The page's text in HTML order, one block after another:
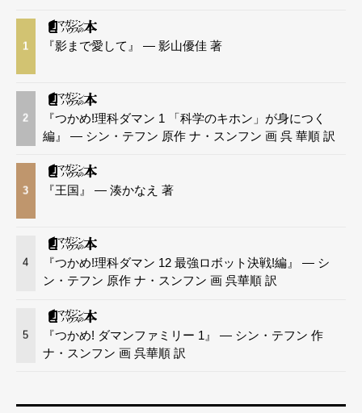
1 『影まで愛して』 — 影山優佳 著
2
『つかめ!理科ダマン 1 「科学のキホン」が身につく
編』 — シン・テフン 原作 ナ・スンフン 画 呉 華順 訳
3 『王国』 — 湊かなえ 著
4
『つかめ!理科ダマン 12 最強ロボット決戦!編』 — シ
ン・テフン 原作 ナ・スンフン 画 呉華順 訳
5
『つかめ! ダマンファミリー 1』 — シン・テフン 作
ナ・スンフン 画 呉華順 訳